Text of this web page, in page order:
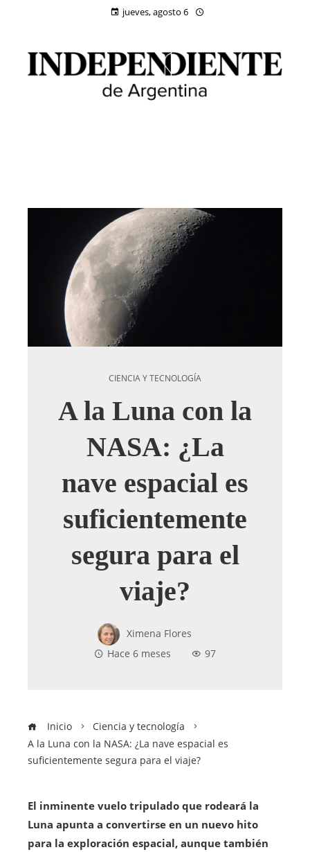
jueves, agosto 6
CIENCIA Y TECNOLOGÍA
A la Luna con la
NASA: ¿La
nave espacial es
suficientemente
segura para el
viaje?
Ximena Flores
Hace 6 meses
97
Inicio
Ciencia y tecnología
A la Luna con la NASA: ¿La nave espacial es
suficientemente segura para el viaje?
El inminente vuelo tripulado que rodeará la
Luna apunta a convertirse en un nuevo hito
para la exploración espacial, aunque también